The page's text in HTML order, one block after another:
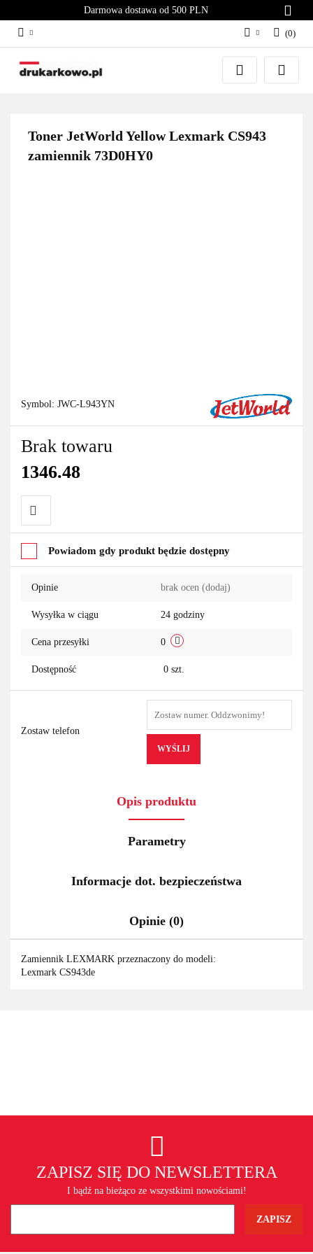
Darmowa dostawa od 500 PLN
Zaloguj się
Załóż konto
(0)
Toner JetWorld Yellow Lexmark CS943
zamiennik 73D0HY0
Symbol: JWC-L943YN
Brak towaru
1346.48
Do
Powiadom gdy produkt będzie dostępny
Opinie brak ocen (dodaj)
Wysyłka w ciągu 24 godziny
Cena przesyłki 0
Dostępność 0 szt.
Zostaw telefon
WYŚLIJ
Opis produktu
Parametry
Informacje dot. bezpieczeństwa
Opinie (0)
Zamiennik LEXMARK przeznaczony do modeli:
Lexmark CS943de
ZAPISZ SIĘ DO NEWSLETTERA
I bądź na bieżąco ze wszystkimi nowościami!